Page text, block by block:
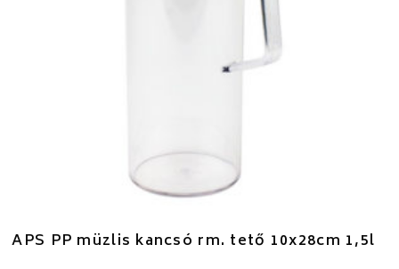
APS PP müzlis kancsó rm. tető 10x28cm 1,5l